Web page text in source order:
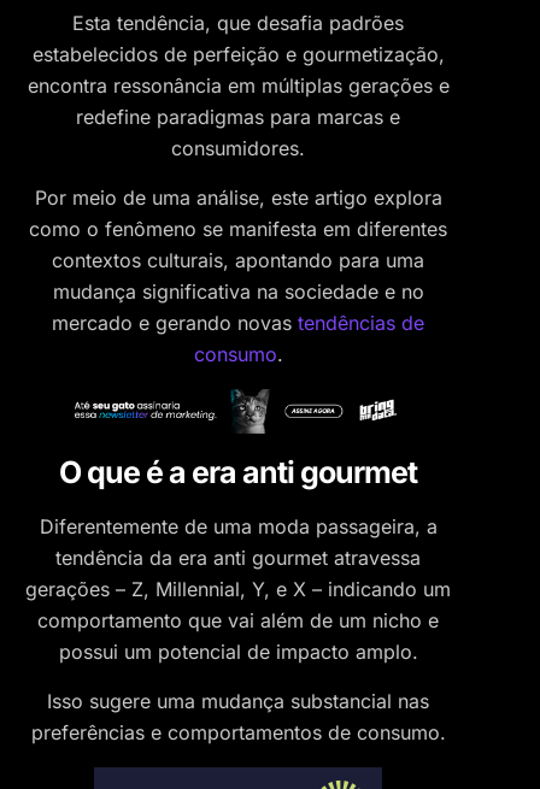
Esta tendência, que desafia padrões
estabelecidos de perfeição e gourmetização,
encontra ressonância em múltiplas gerações e
redefine paradigmas para marcas e
consumidores.
Por meio de uma análise, este artigo explora
como o fenômeno se manifesta em diferentes
contextos culturais, apontando para uma
mudança significativa na sociedade e no
mercado e gerando novas tendências de
consumo.
O que é a era anti gourmet
Diferentemente de uma moda passageira, a
tendência da era anti gourmet atravessa
gerações – Z, Millennial, Y, e X – indicando um
comportamento que vai além de um nicho e
possui um potencial de impacto amplo.
Isso sugere uma mudança substancial nas
preferências e comportamentos de consumo.